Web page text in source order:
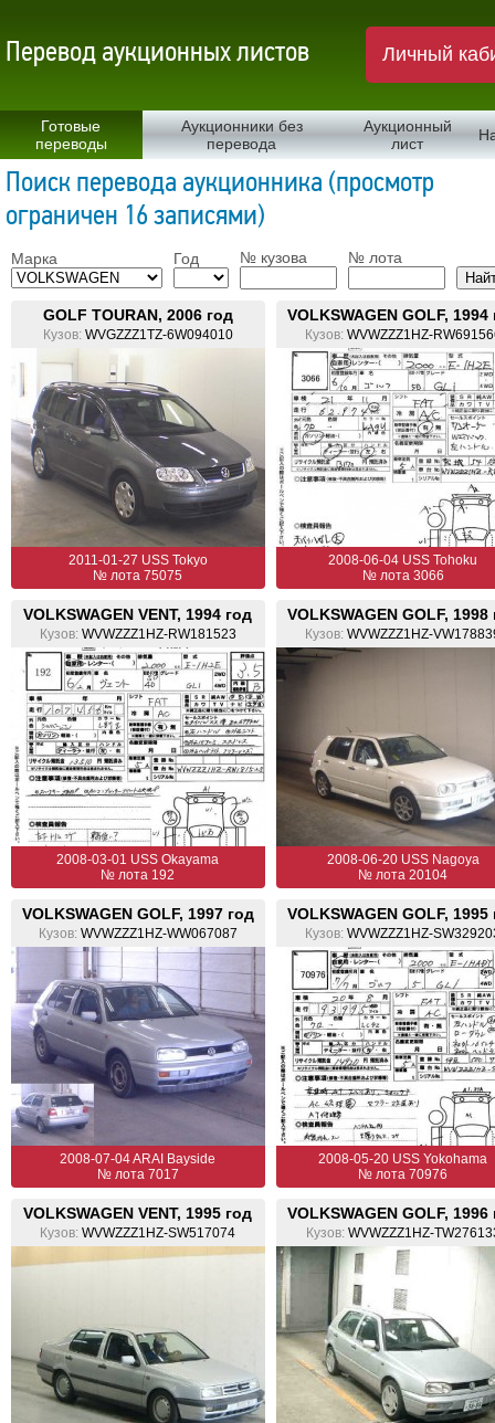
Перевод аукционных листов Личный
Готовые
переводы
Аукционники без
перевода
Аукционный
лист
Поиск перевода аукционника (просмотр
ограничен 16 записями)
Марка Год № кузова № лота
GOLF TOURAN, 2006 год
Кузов: WVGZZZ1TZ-6W094010
2011-01-27 USS Tokyo
№ лота 75075
VOLKSWAGEN GOLF, 1994
Кузов: WVWZZZ1HZ-
2008-06-04 USS Tohoku
№ лота 3066
VOLKSWAGEN VENT, 1994 год
Кузов: WVWZZZ1HZ-RW181523
2008-03-01 USS Okayama
№ лота 192
VOLKSWAGEN GOLF, 1998
Кузов: WVWZZZ1HZ-
2008-06-20 USS Nagoya
№ лота 20104
VOLKSWAGEN GOLF, 1997 год
Кузов: WVWZZZ1HZ-WW067087
2008-07-04 ARAI Bayside
№ лота 7017
VOLKSWAGEN GOLF, 1995
Кузов: WVWZZZ1HZ-
2008-05-20 USS Yokohama
№ лота 70976
VOLKSWAGEN VENT, 1995 год
Кузов: WVWZZZ1HZ-SW517074
VOLKSWAGEN GOLF, 1996
Кузов: WVWZZZ1HZ-